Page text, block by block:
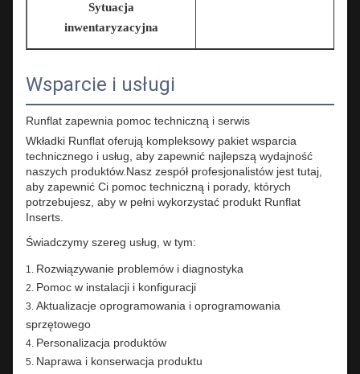
Sytuacja
inwentaryzacyjna
Wsparcie i usługi
Runflat zapewnia pomoc techniczną i serwis
Wkładki Runflat oferują kompleksowy pakiet wsparcia
technicznego i usług, aby zapewnić najlepszą wydajność
naszych produktów.Nasz zespół profesjonalistów jest tutaj,
aby zapewnić Ci pomoc techniczną i porady, których
potrzebujesz, aby w pełni wykorzystać produkt Runflat
Inserts.
Świadczymy szereg usług, w tym:
Rozwiązywanie problemów i diagnostyka
Pomoc w instalacji i konfiguracji
Aktualizacje oprogramowania i oprogramowania
sprzętowego
Personalizacja produktów
Naprawa i konserwacja produktu